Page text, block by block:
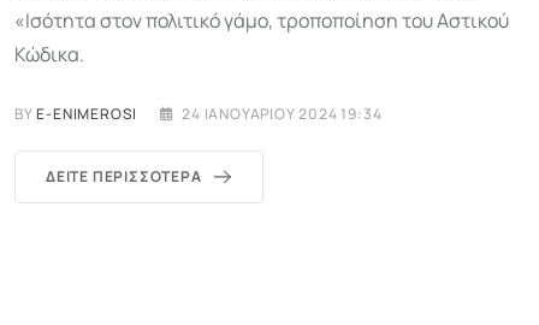
«Ισότητα στον πολιτικό γάμο, τροποποίηση του Αστικού
Κώδικα.
BYE-ENIMEROSI 24 ΙΑΝΟΥΑΡΊΟΥ 2024 19:34
ΔΕΊΤΕ ΠΕΡΙΣΣΌΤΕΡΑ